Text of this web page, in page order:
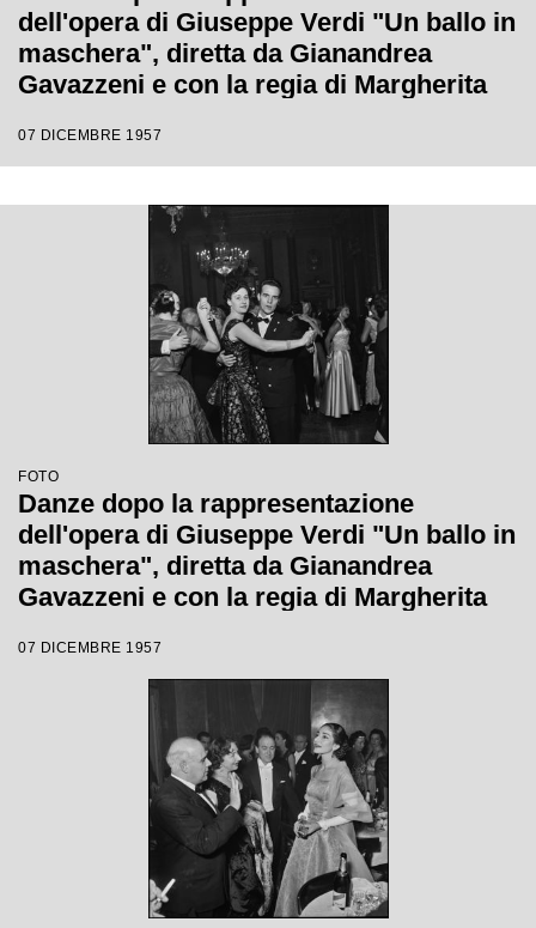
dell'opera di Giuseppe Verdi "Un ballo in
maschera", diretta da Gianandrea
Gavazzeni e con la regia di Margherita
inaugurata la stagione lirica 1957-1958
07 DICEMBRE 1957
FOTO
Danze dopo la rappresentazione
dell'opera di Giuseppe Verdi "Un ballo in
maschera", diretta da Gianandrea
Gavazzeni e con la regia di Margherita
inaugurata la stagione lirica 1957-1958
del Teatro alla Scala
07 DICEMBRE 1957